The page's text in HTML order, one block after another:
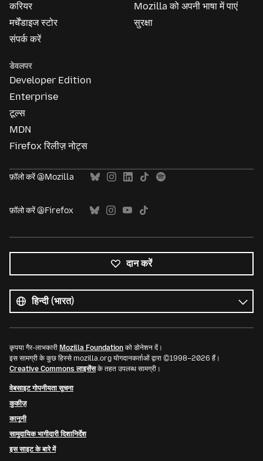
करियर
मर्चेंडाइज स्टोर
संपर्क करें
Mozilla को अपनी भाषा में पाएं
सुरक्षा
डेवलपर
Developer Edition
Enterprise
टूल्स
MDN
Firefox रिलीज़ नोट्स
फ़ॉलो करें @Mozilla
फ़ॉलो करें @Firefox
दान करें
भाषाएं
भाषा
कृपया गैर-लाभकारी Mozilla Foundation को डोनेशन दें।
इस सामग्री के कुछ हिस्से mozilla.org योगदानकर्ताओं द्वारा ©1998–2026 हैं।
Creative Commons लाइसेंसके तहत उपलब्ध सामग्री।
वेबसाइट गोपनीयता सूचना
कुकीज़
कानूनी
सामुदायिक भागीदारी दिशानिर्देश
इस साइट के बारे में